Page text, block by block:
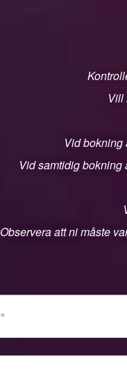
Vill
Vid bokning
Vid samtidig bokning
Observera att ni måste